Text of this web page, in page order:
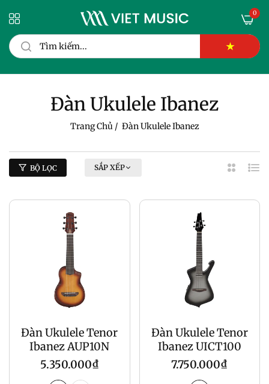
★
0
Đàn Ukulele Ibanez
Trang Chủ / Đàn Ukulele Ibanez
BỘ LỌC SẮP XẾP
2
Đàn Ukulele Tenor
Ibanez AUP10N
Giá
5.350.000₫
Đàn Ukulele Tenor
Ibanez UICT100
Giá
7.750.000₫